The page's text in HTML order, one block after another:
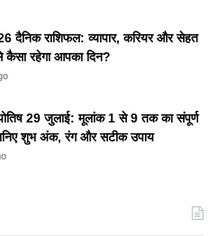
दैनिक राशिफल: व्यापार, करियर और सेहत
कैसा रहेगा आपका दिन?
29 जुलाई: मूलांक 1 से 9 तक का संपूर्ण
शुभ अंक, रंग और सटीक उपाय